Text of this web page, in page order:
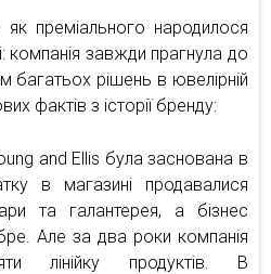
як преміального народилося
компанія завжди прагнула до
багатьох рішень в ювелірній
фактів з історії бренду:
and Ellis була заснована в
в магазині продавалися
та галантерея, а бізнес
Але за два роки компанія
лінійку продуктів. В